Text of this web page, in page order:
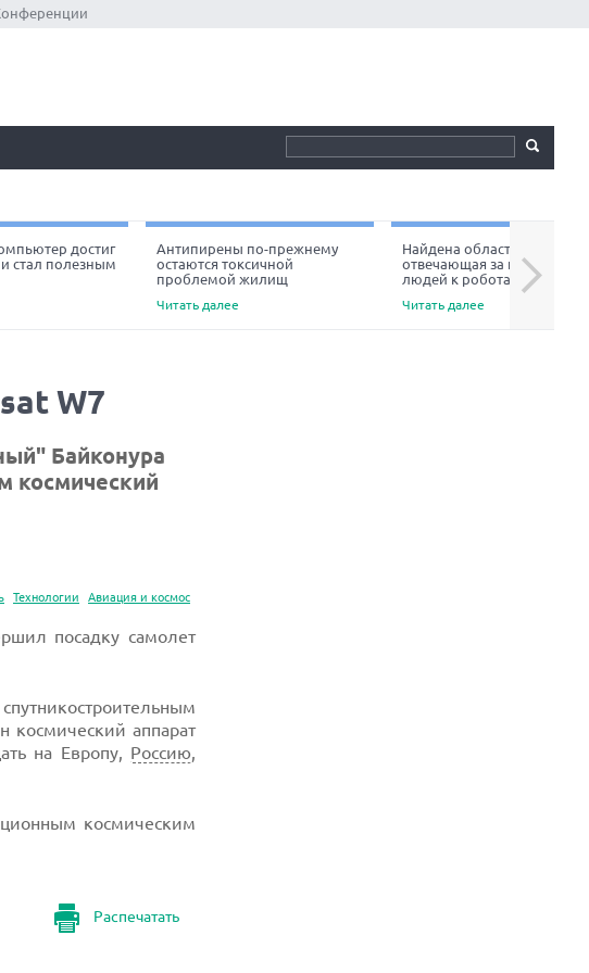
достиг
стал полезным
Антипирены по-прежнему
остаются токсичной
проблемой жилищ
Читать далее
Найдена область мозга,
отвечающая за неприязнь
людей к роботам
Читать далее
Next
W7
Байконура
космический
Технологии Авиация и космос
посадку самолет
космический аппарат
на Европу, Россию,
космическим
Распечатать